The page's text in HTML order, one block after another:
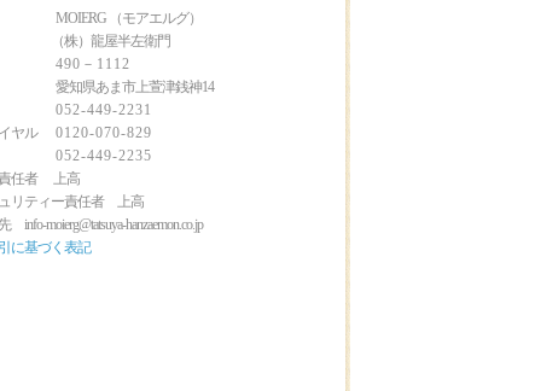
（モアエルグ）
（株）龍屋半左衛門
490－1112
知県あま市上萱津銭神14
052-449-2231
ヤル 0120-070-829
052-449-2235
責任者 上高
リティー責任者 上高
info-moierg@tatsuya-hanzaemon.co.jp
に基づく表記